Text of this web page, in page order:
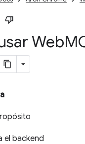
Web
el backend